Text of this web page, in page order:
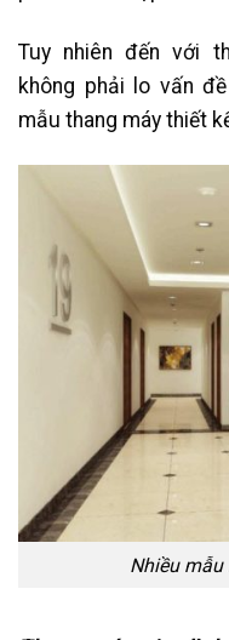
Tuy nhiên đến với
không phải lo vấn
mẫu thang máy thiết
Nhiều